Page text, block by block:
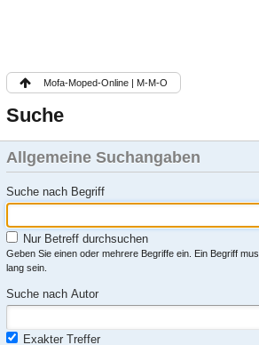
Mofa-Moped-Online | M-M-O
Suche
Allgemeine Suchangaben
Suche nach Begriff
Nur Betreff durchsuchen
Geben Sie einen oder mehrere Begriffe ein. Ein Begriff
lang sein.
Suche nach Autor
Exakter Treffer